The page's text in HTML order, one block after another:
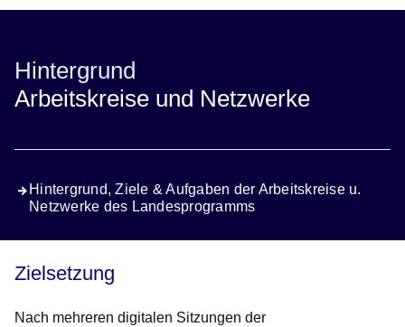
Hintergrund
Arbeitskreise und Netzwerke
Hintergrund, Ziele & Aufgaben der Arbeitskreise u.
Netzwerke des Landesprogramms
Zielsetzung
Nach mehreren digitalen Sitzungen der